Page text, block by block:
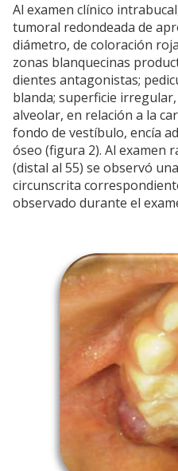
Al examen clínico
tumoral redondeada de
diámetro, de coloración
zonas blanquecinas
dientes antagonistas;
blanda; superficie
alveolar, en relación a la
fondo de vestíbulo, encía
óseo (figura 2). Al examen
(distal al 55) se observó
circunscrita
observado durante el